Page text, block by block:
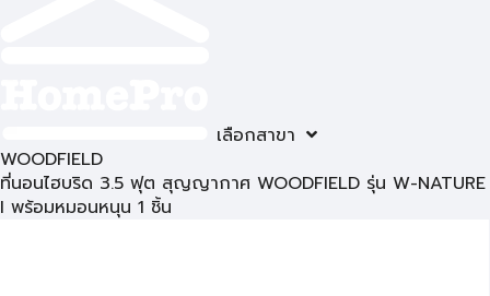
เลือกสาขา
WOODFIELD
ที่นอนไฮบริด 3.5 ฟุต สุญญากาศ WOODFIELD รุ่น W-NATURE
I พร้อมหมอนหนุน 1 ชิ้น